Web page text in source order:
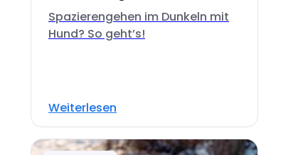
Spazierengehen im Dunkeln mit
Hund? So geht’s!
Weiterlesen